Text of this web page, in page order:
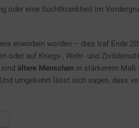
eine Suchtkrankheit im
erworben worden – dies traf Ende
auf Kriegs-, Wehr- und
ältere Menschen in stärkerem Maß
umgekehrt lässt sich sagen, dass